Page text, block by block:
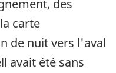
des
carte
de nuit vers l'aval
avait été sans